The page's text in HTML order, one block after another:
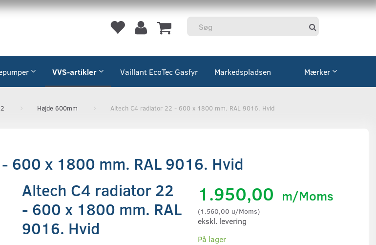
VVS-artikler Vaillant EcoTec Gasfyr Markedspladsen Mærker
Højde 600mm Altech C4 radiator 22 - 600 x 1800 mm. RAL 9016. Hvid
600 x 1800 mm. RAL 9016. Hvid
Altech C4 radiator 22
- 600 x 1800 mm. RAL
9016. Hvid
1.950,00 m/Moms
(1.560,00 u/Moms)
ekskl. levering
På lager